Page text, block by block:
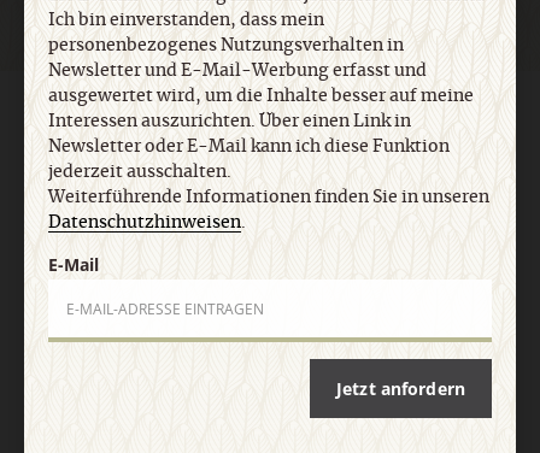
AGB und Widerrufsbelehrung Datenschutz
Barrierefreiheit
Impressum
Vertrag widerrufen
Ich bin einverstanden, dass mein
personenbezogenes Nutzungsverhalten in
Newsletter und E-Mail-Werbung erfasst und
ausgewertet wird, um die Inhalte besser auf meine
Interessen auszurichten. Über einen Link in
Newsletter oder E-Mail kann ich diese Funktion
jederzeit ausschalten.
Weiterführende Informationen finden Sie in unseren
Datenschutzhinweisen.
E-Mail
Jetzt anfordern